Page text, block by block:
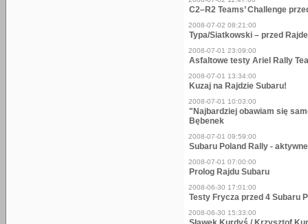
C2–R2 Teams’ Challenge
2008-07-02 08:21:00
Typa/Siatkowski – przed
2008-07-01 23:09:00
Asfaltowe testy Ariel Rally
2008-07-01 13:34:00
Kuzaj na Rajdzie Subaru!
2008-07-01 10:03:00
"Najbardziej obawiam się
Bębenek
2008-07-01 09:59:00
Subaru Poland Rally -
2008-07-01 07:00:00
Prolog Rajdu Subaru
2008-06-30 17:01:00
Testy Frycza przed 4 Subaru
2008-06-30 15:33:00